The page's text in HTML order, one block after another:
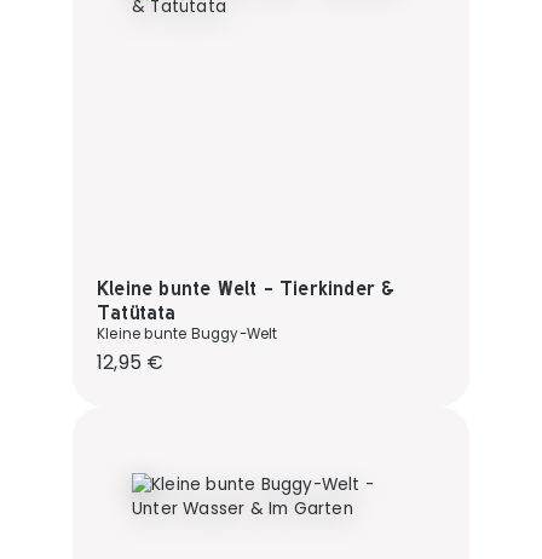
Kleine bunte Welt - Tierkinder &
Tatütata
Kleine bunte Buggy-Welt
Regulärer Preis:
12,95 €